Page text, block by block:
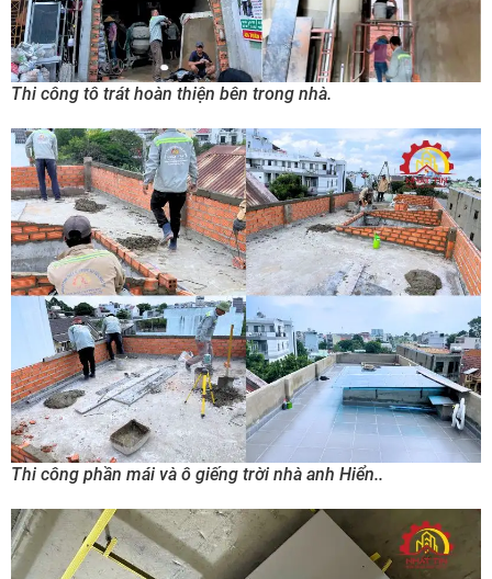
Thi công tô trát hoàn thiện bên trong nhà.
Thi công phần mái và ô giếng trời nhà anh Hiển..